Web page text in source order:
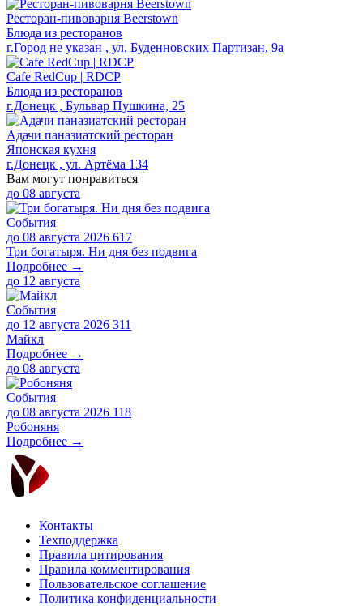
Ресторан-пивоварня Beerstown
Блюда из ресторанов
г.Город не указан , ул. Буденновских Партизан, 9а
Cafe RedСup | RDCP
Блюда из ресторанов
г.Донецк , Бульвар Пушкина, 25
Адачи паназиатский ресторан
Японская кухня
г.Донецк , ул. Артёма 134
Вам могут понравиться
до 08 августа
События
до 08 августа 2026 617
Три богатыря. Ни дня без подвига
Подробнее →
до 12 августа
События
до 12 августа 2026 311
Майкл
Подробнее →
до 08 августа
События
до 08 августа 2026 118
Робоняня
Подробнее →
Контакты
Техподдержка
Правила цитирования
Правила комментирования
Пользовательское соглашение
Политика конфиденциальности